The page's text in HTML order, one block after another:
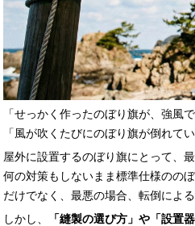
「せっかく作ったのぼり旗が、強風
「風が吹くたびにのぼり旗が倒れて
屋外に設置するのぼり旗にとって、
何の対策もしないまま標準仕様のの
だけでなく、最悪の場合、転倒によ
しかし、
「縫製の選び方」や「設置